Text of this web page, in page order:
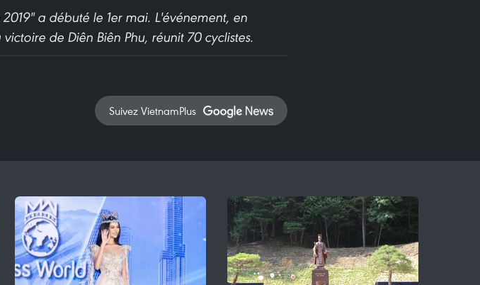
a débuté le 1er mai. L'événement, en
de Diên Biên Phu, réunit 70 cyclistes.
Suivez VietnamPlus